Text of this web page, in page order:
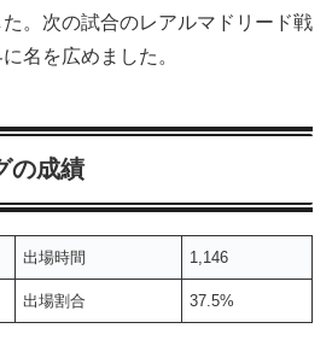
。次の試合のレアルマドリード戦
名を広めました。
の成績
出場時間 1,146
出場割合 37.5%